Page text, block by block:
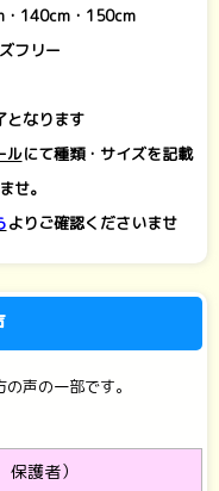
・140cm・150cm
フリー
なります
ルにて種類・サイズを記載
せ。
よりご確認くださいませ
声の一部です。
護者）